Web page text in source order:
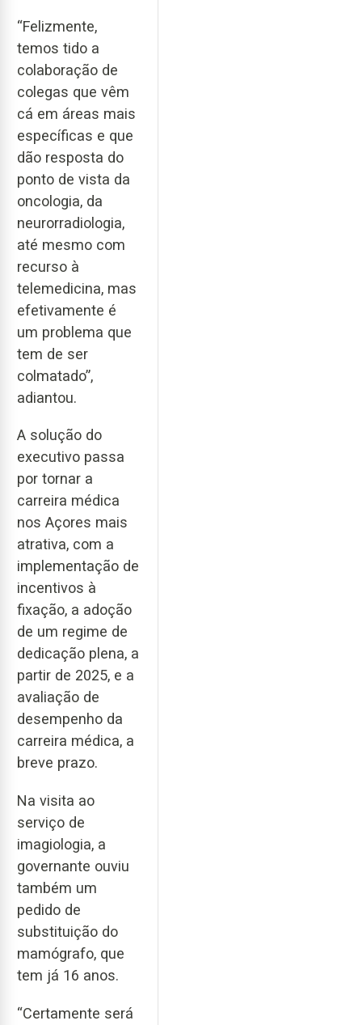
“Felizmente,
temos tido a
colaboração de
colegas que vêm
cá em áreas mais
específicas e que
dão resposta do
ponto de vista da
oncologia, da
neurorradiologia,
até mesmo com
recurso à
telemedicina, mas
efetivamente é
um problema que
tem de ser
colmatado”,
adiantou.
A solução do
executivo passa
por tornar a
carreira médica
nos Açores mais
atrativa, com a
implementação de
incentivos à
fixação, a adoção
de um regime de
dedicação plena, a
partir de 2025, e a
avaliação de
desempenho da
carreira médica, a
breve prazo.
Na visita ao
serviço de
imagiologia, a
governante ouviu
também um
pedido de
substituição do
mamógrafo, que
tem já 16 anos.
“Certamente será